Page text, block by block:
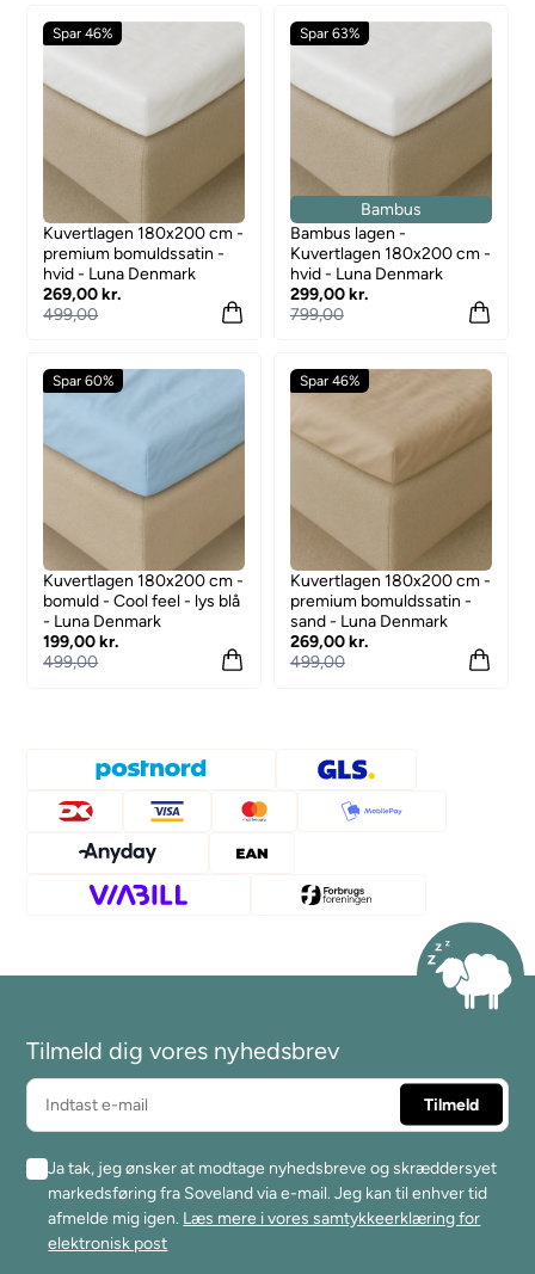
Spar 46%
Kuvertlagen 180x200 cm -
premium bomuldssatin -
hvid - Luna Denmark
269,00 kr.
499,00
Spar 63%
Bambus
Bambus lagen -
Kuvertlagen 180x200 cm -
hvid - Luna Denmark
299,00 kr.
799,00
Spar 60%
Kuvertlagen 180x200 cm -
bomuld - Cool feel - lys blå
- Luna Denmark
199,00 kr.
499,00
Spar 46%
Kuvertlagen 180x200 cm -
premium bomuldssatin -
sand - Luna Denmark
269,00 kr.
499,00
Tilmeld dig vores nyhedsbrev
Ja tak, jeg ønsker at modtage nyhedsbreve og skræddersyet
markedsføring fra Soveland via e-mail. Jeg kan til enhver tid
afmelde mig igen. Læs mere i vores samtykkeerklæring for
elektronisk post